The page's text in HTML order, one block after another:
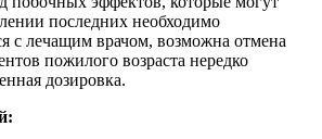
последних необходимо
с лечащим врачом, возможна отмена
пожилого возраста нередко
дозировка.